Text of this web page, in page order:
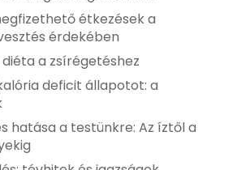
étkezések a
érdekében
diéta a zsírégetéshez
deficit állapotot: a
hatása a testünkre: Az íztől a